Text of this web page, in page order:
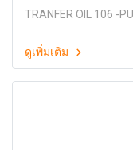
TRANFER OIL 106 -
ดูเพิ่มเติม